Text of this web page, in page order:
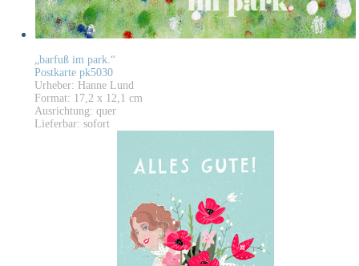
„barfuß im park.“
Postkarte pk5030
Urheber: Hanne Lund
Format: 17,2 x 12,1 cm
Ausrichtung: quer
Lieferbar: sofort